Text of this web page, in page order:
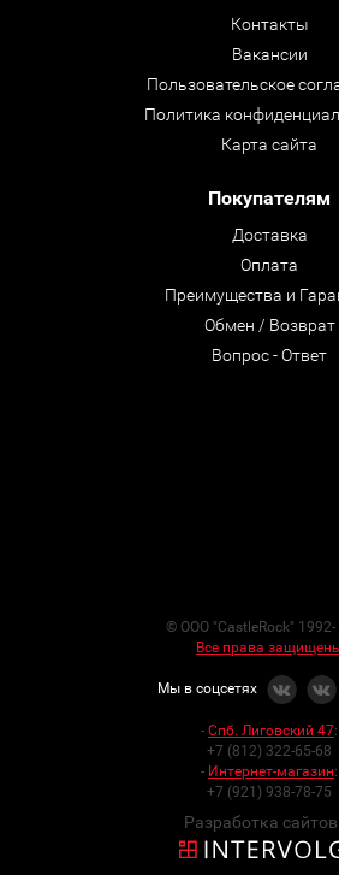
Контакты
Вакансии
Пользовательское
Политика
Карта сайта
Покупателям
Доставка
Оплата
Преимущества и
Обмен / Возврат
Вопрос - Ответ
© ООО "CastleRock" 1992-
Все права
Мы в соцсетях
- Спб. Лиговский 47:
+7 (812) 322-65-68
- Интернет-магазин:
+7 (921) 938-78-75
Разработка